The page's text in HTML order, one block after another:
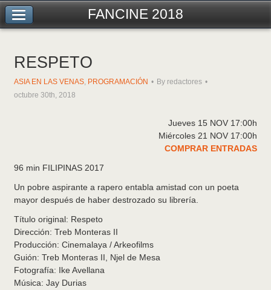
FANCINE 2018
RESPETO
ASIA EN LAS VENAS, PROGRAMACIÓN
By redactores
octubre 30th, 2018
Jueves 15 NOV 17:00h
Miércoles 21 NOV 17:00h
COMPRAR ENTRADAS
96 min FILIPINAS 2017
Un pobre aspirante a rapero entabla amistad con un poeta
mayor después de haber destrozado su librería.
Título original: Respeto
Dirección: Treb Monteras II
Producción: Cinemalaya / Arkeofilms
Guión: Treb Monteras II, Njel de Mesa
Fotografía: Ike Avellana
Música: Jay Durias